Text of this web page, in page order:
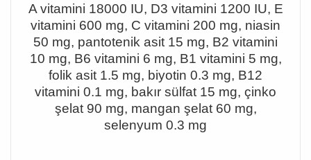
A vitamini 18000 IU, D3 vitamini 1200 IU, E
vitamini 600 mg, C vitamini 200 mg, niasin
50 mg, pantotenik asit 15 mg, B2 vitamini
10 mg, B6 vitamini 6 mg, B1 vitamini 5 mg,
folik asit 1.5 mg, biyotin 0.3 mg, B12
vitamini 0.1 mg, bakır sülfat 15 mg, çinko
şelat 90 mg, mangan şelat 60 mg,
selenyum 0.3 mg